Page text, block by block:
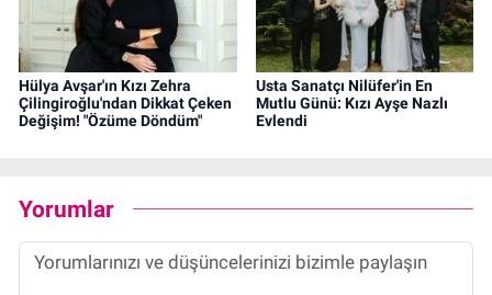
Hülya Avşar'ın Kızı Zehra
Çilingiroğlu'ndan Dikkat Çeken
Değişim! "Özüme Döndüm"
Usta Sanatçı Nilüfer'in En
Mutlu Günü: Kızı Ayşe Nazlı
Evlendi
Yorumlar